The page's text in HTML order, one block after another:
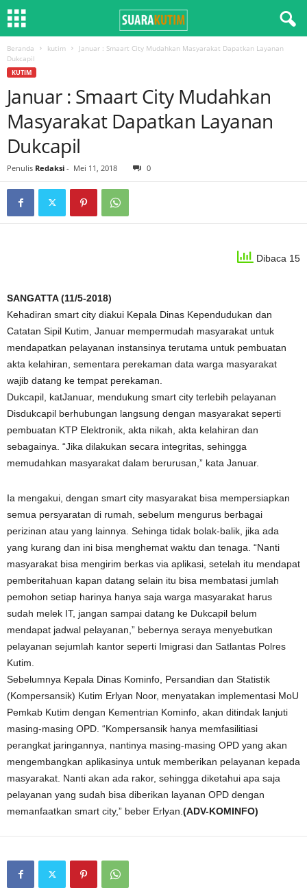
Beranda kutim
Januar : Smaart City Mudahkan Masyarakat Dapatkan Layanan
Dukcapil
KUTIM
Januar : Smaart City Mudahkan
Masyarakat Dapatkan Layanan
Dukcapil
Penulis Redaksi - Mei 11, 2018 0
Dibaca 15
SANGATTA (11/5-2018)
Kehadiran smart city diakui Kepala Dinas Kependudukan dan
Catatan Sipil Kutim, Januar mempermudah masyarakat untuk
mendapatkan pelayanan instansinya terutama untuk pembuatan
akta kelahiran, sementara perekaman data warga masyarakat
wajib datang ke tempat perekaman.
Dukcapil, katJanuar, mendukung smart city terlebih pelayanan
Disdukcapil berhubungan langsung dengan masyarakat seperti
pembuatan KTP Elektronik, akta nikah, akta kelahiran dan
sebagainya. “Jika dilakukan secara integritas, sehingga
memudahkan masyarakat dalam berurusan,” kata Januar.
Ia mengakui, dengan smart city masyarakat bisa mempersiapkan
semua persyaratan di rumah, sebelum mengurus berbagai
perizinan atau yang lainnya. Sehinga tidak bolak-balik, jika ada
yang kurang dan ini bisa menghemat waktu dan tenaga. “Nanti
masyarakat bisa mengirim berkas via aplikasi, setelah itu mendapat
pemberitahuan kapan datang selain itu bisa membatasi jumlah
pemohon setiap harinya hanya saja warga masyarakat harus
sudah melek IT, jangan sampai datang ke Dukcapil belum
mendapat jadwal pelayanan,” bebernya seraya menyebutkan
pelayanan sejumlah kantor seperti Imigrasi dan Satlantas Polres
Kutim.
Sebelumnya Kepala Dinas Kominfo, Persandian dan Statistik
(Kompersansik) Kutim Erlyan Noor, menyatakan implementasi MoU
Pemkab Kutim dengan Kementrian Kominfo, akan ditindak lanjuti
masing-masing OPD. “Kompersansik hanya memfasilitiasi
perangkat jaringannya, nantinya masing-masing OPD yang akan
mengembangkan aplikasinya untuk memberikan pelayanan kepada
masyarakat. Nanti akan ada rakor, sehingga diketahui apa saja
pelayanan yang sudah bisa diberikan layanan OPD dengan
memanfaatkan smart city,” beber Erlyan. (ADV-KOMINFO)